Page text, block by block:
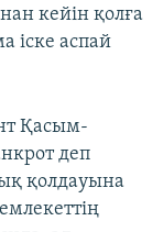
кейін қолға
іске аспай
Қасым-
деп
қолдауына